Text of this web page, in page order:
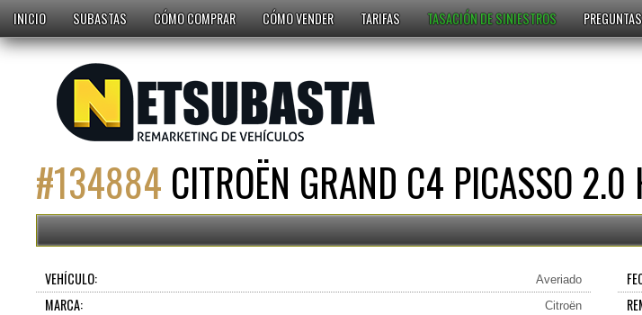
INICIO SUBASTAS CÓMO COMPRAR CÓMO VENDER TARIFAS TASACIÓN DE SINIESTROS
#134884 CITROËN GRAND C4 PICASSO
VEHÍCULO: Averiado
MARCA: Citroën